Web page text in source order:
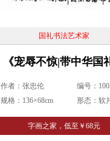
国礼书法艺术家
《宠辱不惊|带中华国
作者：张忠伦
规格：136×68cm
编号：
形态：软
字画之家，低至￥68元